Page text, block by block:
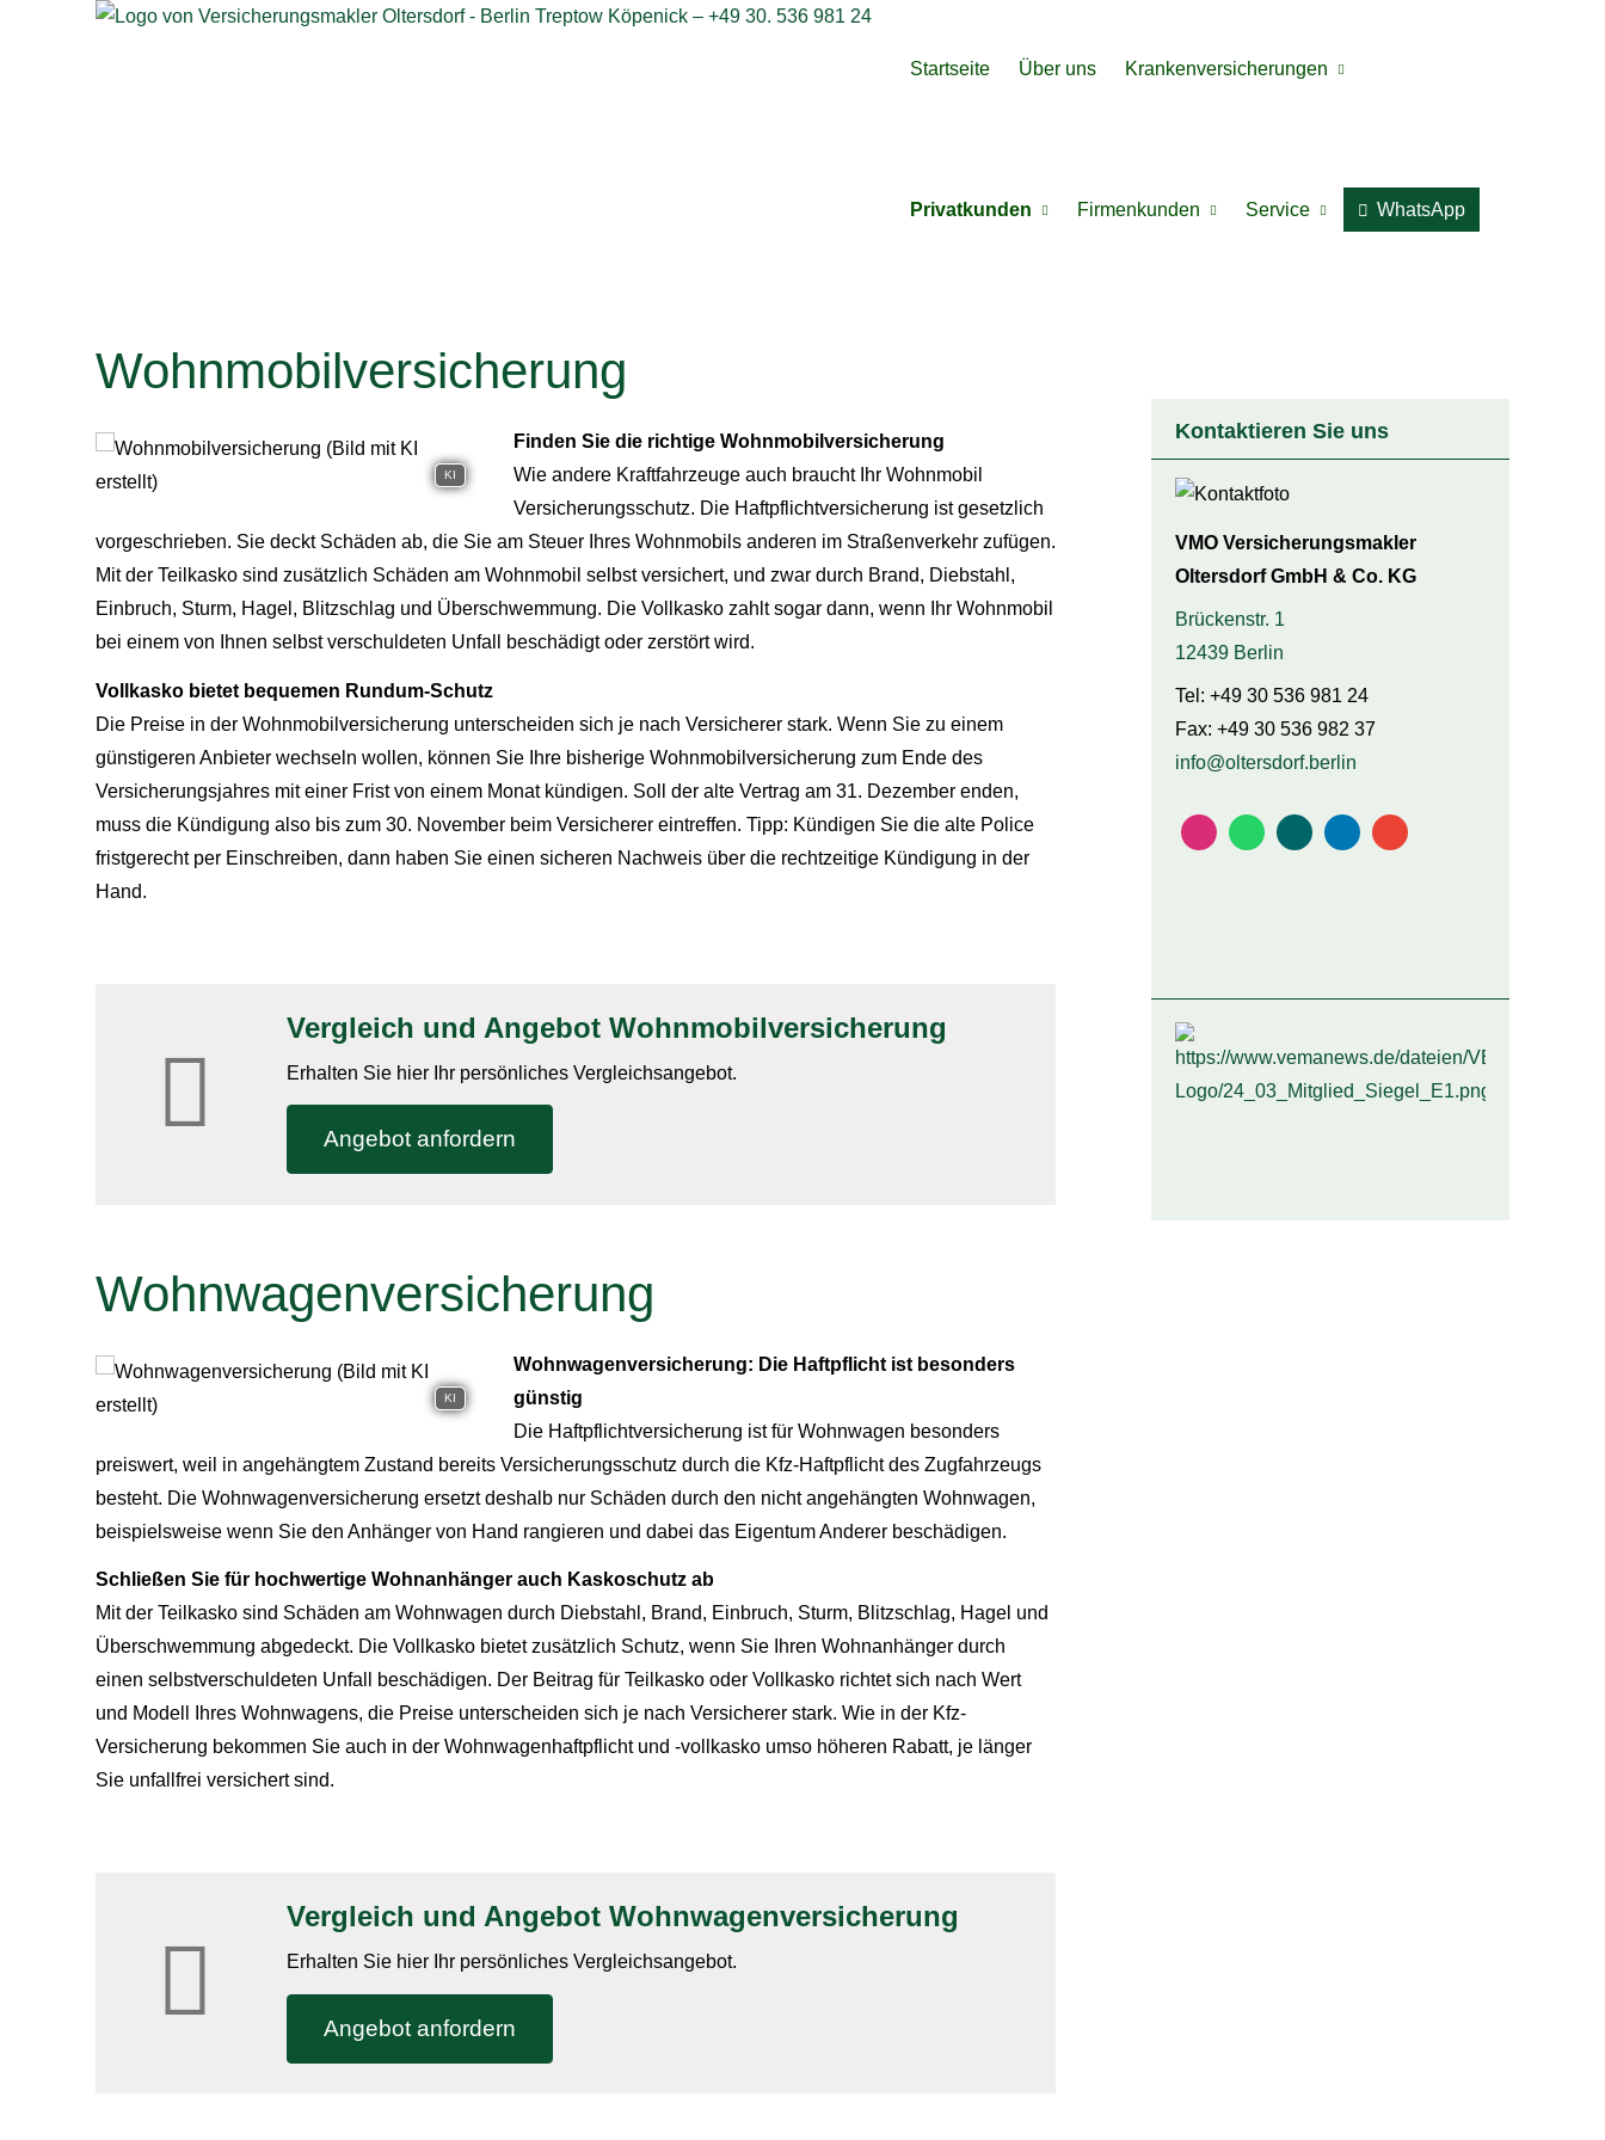
Startseite Über uns Kranken­ver­si­che­rungen
Privatkunden Firmenkunden Service WhatsApp
Kontaktieren Sie uns
VMO Ver­sicherungs­makler
Oltersdorf GmbH & Co. KG
Brückenstr. 1
12439 Berlin
Tel: +49 30 536 981 24
Fax: +49 30 536 982 37
info@oltersdorf.berlin
Wohnmobilversicherung
KI
Finden Sie die richtige Wohnmobilversicherung
Wie andere Kraftfahrzeuge auch braucht Ihr Wohnmobil
Versicherungsschutz. Die Haft­pflichtversicherung ist gesetzlich
vorgeschrieben. Sie deckt Schäden ab, die Sie am Steuer Ihres Wohnmobils anderen im Straßenverkehr zufügen.
Mit der Teilkasko sind zusätzlich Schäden am Wohnmobil selbst versichert, und zwar durch Brand, Diebstahl,
Einbruch, Sturm, Hagel, Blitzschlag und Überschwemmung. Die Vollkasko zahlt sogar dann, wenn Ihr Wohnmobil
bei einem von Ihnen selbst verschuldeten Unfall beschädigt oder zerstört wird.
Vollkasko bietet bequemen Rundum-Schutz
Die Preise in der Wohnmobilversicherung unterscheiden sich je nach Versicherer stark. Wenn Sie zu einem
günstigeren Anbieter wechseln wollen, können Sie Ihre bisherige Wohnmobilversicherung zum Ende des
Versicherungsjahres mit einer Frist von einem Monat kündigen. Soll der alte Vertrag am 31. Dezember enden,
muss die Kündigung also bis zum 30. November beim Versicherer eintreffen. Tipp: Kündigen Sie die alte Police
fristgerecht per Einschreiben, dann haben Sie einen sicheren Nachweis über die rechtzeitige Kündigung in der
Hand.
Vergleich und Angebot Wohnmobilversicherung
Erhalten Sie hier Ihr persönliches Vergleichsangebot.
An­ge­bot an­for­dern
Wohnwagenversicherung
KI
Wohnwagenversicherung: Die Haft­pflicht ist besonders
günstig
Die Haft­pflichtversicherung ist für Wohnwagen besonders
preiswert, weil in angehängtem Zustand bereits Versicherungsschutz durch die Kfz-Haft­pflicht des Zugfahrzeugs
besteht. Die Wohnwagenversicherung ersetzt deshalb nur Schäden durch den nicht angehängten Wohnwagen,
beispielsweise wenn Sie den Anhänger von Hand rangieren und dabei das Eigentum Anderer beschädigen.
Schließen Sie für hochwertige Wohnanhänger auch Kaskoschutz ab
Mit der Teilkasko sind Schäden am Wohnwagen durch Diebstahl, Brand, Einbruch, Sturm, Blitzschlag, Hagel und
Überschwemmung abgedeckt. Die Vollkasko bietet zusätzlich Schutz, wenn Sie Ihren Wohnanhänger durch
einen selbstverschuldeten Unfall beschädigen. Der Beitrag für Teilkasko oder Vollkasko richtet sich nach Wert
und Modell Ihres Wohnwagens, die Preise unterscheiden sich je nach Versicherer stark. Wie in der Kfz-
Versicherung bekommen Sie auch in der Wohnwagenhaftpflicht und -vollkasko umso höheren Rabatt, je länger
Sie unfallfrei versichert sind.
Vergleich und Angebot Wohnwagenversicherung
Erhalten Sie hier Ihr persönliches Vergleichsangebot.
An­ge­bot an­for­dern